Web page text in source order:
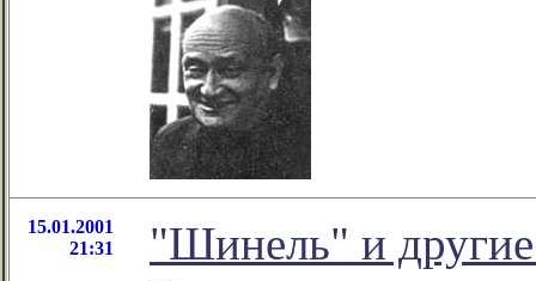
15.01.2001
21:31
"Шинель" и